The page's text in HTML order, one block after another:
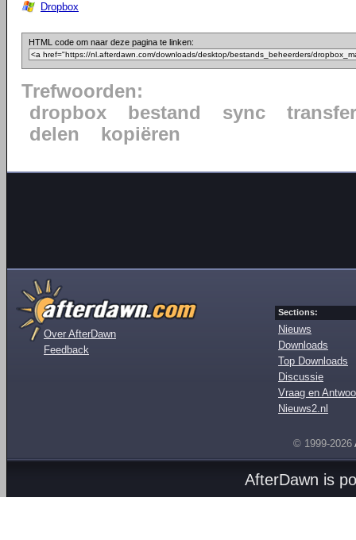
Dropbox
HTML code om naar deze pagina te linken:
Trefwoorden:
dropbox
bestand sync
transfer
delen
kopiëren
Over AfterDawn
Feedback
Sections:
Nieuws
Downloads
Top Downloads
Discussie
Vraag en
Nieuws2.nl
© 1999-2026
AfterDawn is